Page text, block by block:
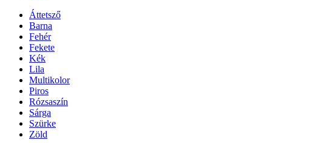
Áttetsző
Barna
Fehér
Fekete
Kék
Lila
Multikolor
Piros
Rózsaszín
Sárga
Szürke
Zöld